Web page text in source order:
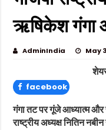
ऋषिकेश गंगा
AdminIndia May
facebook
गंगा तट पर गूंजे आध्यात्म
राष्ट्रीय अध्यक्ष नितिन